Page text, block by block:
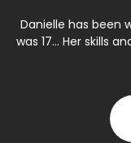
Danielle has been
was 17... Her skills